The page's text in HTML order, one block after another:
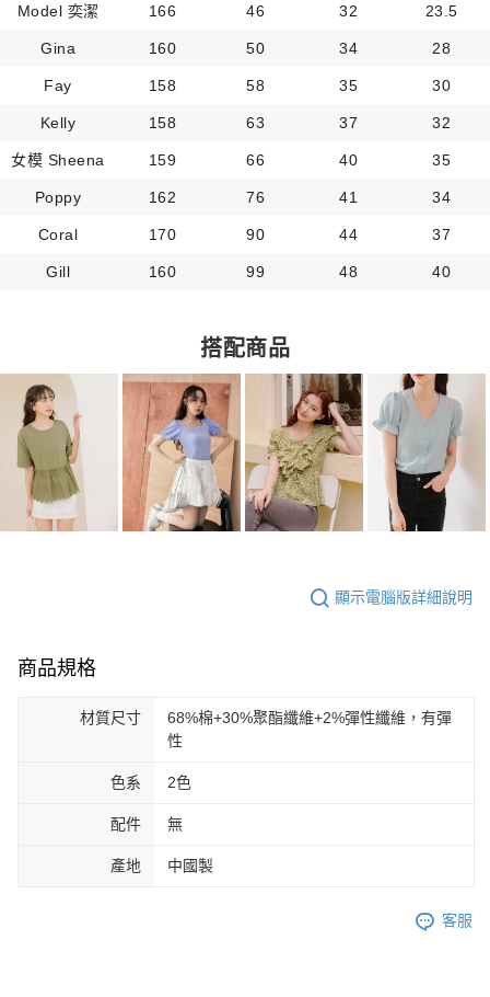
Model 奕潔 166 46 32 23.5
Gina 160 50 34 28
Fay 158 58 35 30
Kelly 158 63 37 32
女模 Sheena 159 66 40 35
Poppy 162 76 41 34
Coral 170 90 44 37
Gill 160 99 48 40
搭配商品
顯示電腦版詳細說明
商品規格
材質尺寸
68%棉+30%聚酯纖維+2%彈性纖維，有彈
性
色系 2色
配件 無
產地 中國製
客服